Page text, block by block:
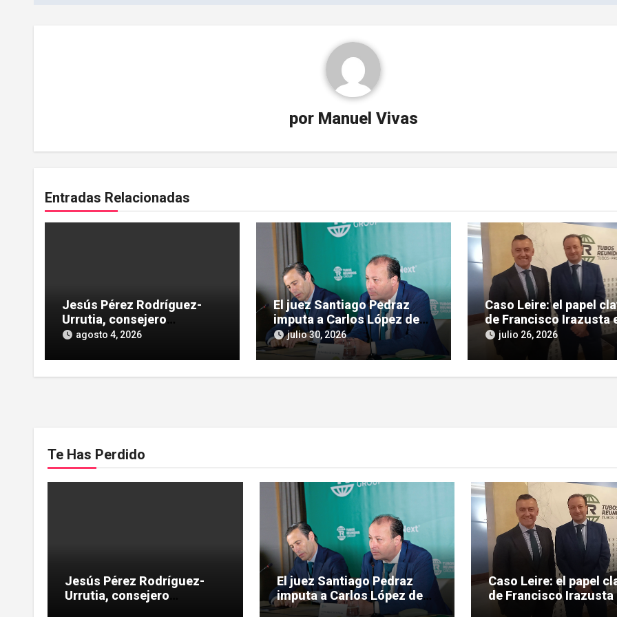
por Manuel Vivas
Entradas Relacionadas
Jesús Pérez Rodríguez-
Urrutia, consejero
independiente, vinculado a
Tubos Reunidos
agosto 4, 2026
El juez Santiago Pedraz
imputa a Carlos López de
las Heras por tráfico de
influencias en el caso Leire
julio 30, 2026
Caso Leire: el papel
de Francisco Irazusta
investigación judicial
Tubos Reunidos
julio 26, 2026
Te Has Perdido
Jesús Pérez Rodríguez-
Urrutia, consejero
El juez Santiago Pedraz
imputa a Carlos López de
las Heras por tráfico de
Caso Leire: el papel
de Francisco Irazusta
investigación judicial